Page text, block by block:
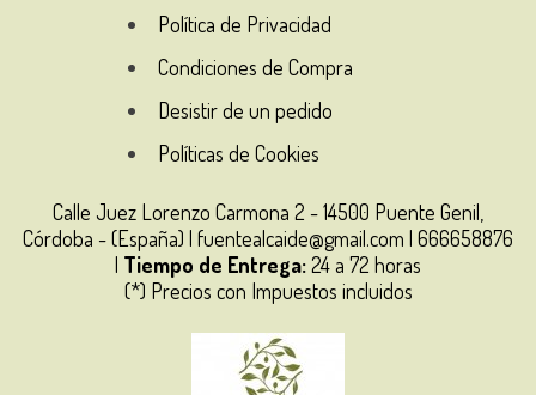
Política de Privacidad
Condiciones de Compra
Desistir de un pedido
Políticas de Cookies
Calle Juez Lorenzo Carmona 2 - 14500 Puente Genil,
Córdoba - (España) | fuentealcaide@gmail.com | 666658876
| Tiempo de Entrega:24 a 72 horas
(*) Precios con Impuestos incluidos